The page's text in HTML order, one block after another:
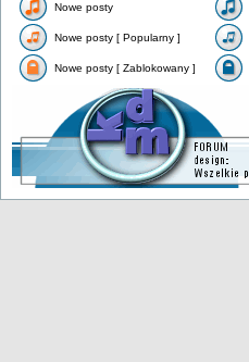
Nowe posty
Nowe posty [ Popularny ]
Nowe posty [ Zablokowany ]